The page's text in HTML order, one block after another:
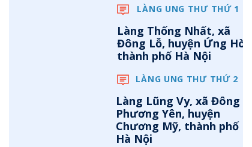
LÀNG UNG THƯ THỨ 2
Làng Lũng Vy, xã Đông
Phương Yên, huyện
Chương Mỹ, thành phố
Hà Nội
LÀNG UNG THƯ THỨ 1
Làng Thống Nhất, xã
Đông Lỗ, huyện Ứng Hòa,
thành phố Hà Nội